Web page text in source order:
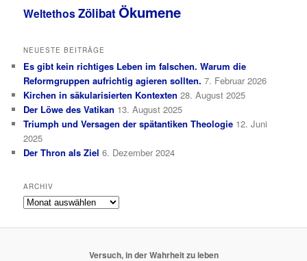
WeltethosZölibatÖkumene
NEUESTE BEITRÄGE
Es gibt kein richtiges Leben im falschen. Warum die
Reformgruppen aufrichtig agieren sollten. 7. Februar 2026
Kirchen in säkularisierten Kontexten 28. August 2025
Der Löwe des Vatikan 13. August 2025
Triumph und Versagen der spätantiken Theologie 12. Juni
2025
Der Thron als Ziel 6. Dezember 2024
ARCHIV
Archiv
Versuch, in der Wahrheit zu leben